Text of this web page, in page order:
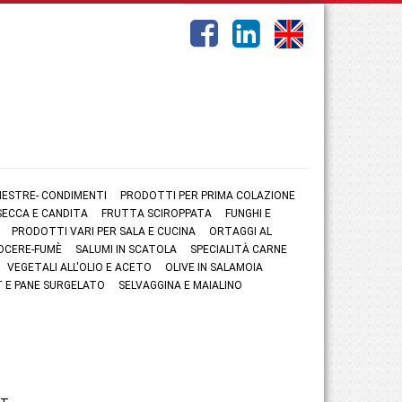
CONDIMENTI
PRODOTTI PER PRIMA COLAZIONE
E CANDITA
FRUTTA SCIROPPATA
FUNGHI E
PRODOTTI VARI PER SALA E CUCINA
ORTAGGI AL
FUMÈ
SALUMI IN SCATOLA
SPECIALITÀ CARNE
VEGETALI ALL'OLIO E ACETO
OLIVE IN SALAMOIA
E PANE SURGELATO
SELVAGGINA E MAIALINO